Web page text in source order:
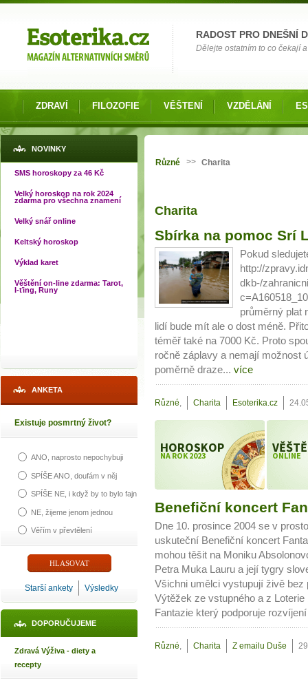
RADOST PRO DNEŠNÍ
Dělejte ostatním to co čekají
ZDRAVÍ FILOZOFIE VĚŠTENÍ VZDĚLÁNÍ
NOVINKY
SMS horoskopy za 46 Kč
Velký horoskop na rok 2024
zdarma pro všechna znamení
Velký snář online
Keltský horoskop
Výklad karet
Věštění on-line zdarma: Tarot,
I-ťing, Runy
ANKETA
Existuje posmrtný život?
ANO, naprosto nepochybuji
SPÍŠE ANO, doufám v něj
SPÍŠE NE, i když by to bylo fajn
NE, žijeme jenom jednou
Věřím v převtělení
Starší ankety Výsledky
DOPORUČUJEME
Zdravá Výživa - diety a
recepty
Různé >> Charita
Charita
Sbírka na pomoc Srí
Pokud
http://
dkb-/
průměrný plat
lidí bude mít ale o dost méně.
téměř také na 7000 Kč. Proto
ročně záplavy a nemají možnost
poměrně draze... více
Různé, Charita Esoterika.cz
HOROSKOP
NA ROK 2023 ONLINE
Benefiční koncert
Dne 10. prosince 2004 se v
uskuteční Benefiční koncert
mohou těšit na Moniku
Petra Muka Lauru a její tygry
Všichni umělci vystupují živě bez
Výtěžek ze vstupného a z
Fantazie který podporuje
Různé, Charita Z emailu Duše